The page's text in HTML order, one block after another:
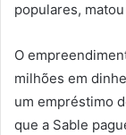
populares,
O
milhões em
um empréstimo
que a Sable